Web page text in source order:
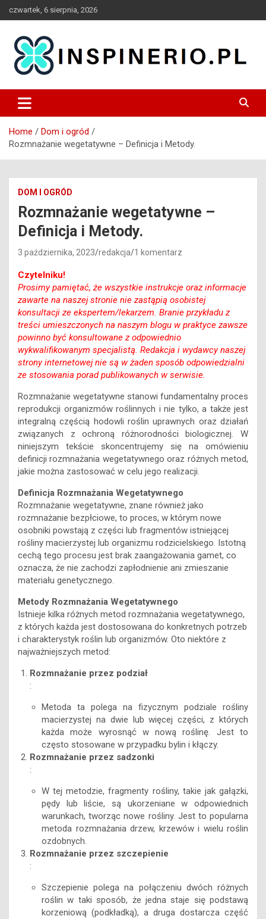
to
czwartek, 6 sierpnia, 2026
Inspinerio
Home
Dom i ogród
Rozmnażanie wegetatywne – Definicja i Metody.
DOM I OGRÓD
Rozmnażanie wegetatywne –
Definicja i Metody.
3 października, 2023 redakcja 1 komentarz
Czytelniku!
Prosimy pamiętać, że wszystkie instrukcje oraz informacje
zawarte na naszej stronie nie zastąpią osobistej
konsultacji ze ekspertem/lekarzem. Branie przykładu z
treści umieszczonych na naszym blogu w praktyce zawsze
powinno być konsultowane z odpowiednio
wykwalifikowanym specjalistą. Redakcja i wydawcy naszej
strony internetowej nie są w żaden sposób odpowiedzialni
ze stosowania porad publikowanych w serwisie.
Rozmnażanie wegetatywne stanowi fundamentalny proces
reprodukcji organizmów roślinnych i nie tylko, a także jest
integralną częścią hodowli roślin uprawnych oraz działań
związanych z ochroną różnorodności biologicznej. W
niniejszym tekście skoncentrujemy się na omówieniu
definicji rozmnażania wegetatywnego oraz różnych metod,
jakie można zastosować w celu jego realizacji.
Definicja Rozmnażania Wegetatywnego
Rozmnażanie wegetatywne, znane również jako
rozmnażanie bezpłciowe, to proces, w którym nowe
osobniki powstają z części lub fragmentów istniejącej
rośliny macierzystej lub organizmu rodzicielskiego. Istotną
cechą tego procesu jest brak zaangażowania gamet, co
oznacza, że nie zachodzi zapłodnienie ani zmieszanie
materiału genetycznego.
Metody Rozmnażania Wegetatywnego
Istnieje kilka różnych metod rozmnażania wegetatywnego,
z których każda jest dostosowana do konkretnych potrzeb
i charakterystyk roślin lub organizmów. Oto niektóre z
najważniejszych metod:
Rozmnażanie przez podział
:
Metoda ta polega na fizycznym podziale rośliny
macierzystej na dwie lub więcej części, z których
każda może wyrosnąć w nową roślinę. Jest to
często stosowane w przypadku bylin i kłączy.
Rozmnażanie przez sadzonki
:
W tej metodzie, fragmenty rośliny, takie jak gałązki,
pędy lub liście, są ukorzeniane w odpowiednich
warunkach, tworząc nowe rośliny. Jest to popularna
metoda rozmnażania drzew, krzewów i wielu roślin
ozdobnych.
Rozmnażanie przez szczepienie
:
Szczepienie polega na połączeniu dwóch różnych
roślin w taki sposób, że jedna staje się podstawą
korzeniową (podkładką), a druga dostarcza część